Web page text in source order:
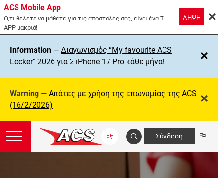
ACS Mobile App
Ό,τι θέλετε να μάθετε για τις αποστολές σας, είναι ένα T-
APP μακριά!
ΛΗΨΗ
Information —Διαγωνισμός “My favourite ACS
Locker” 2026 για 2 iPhone 17 Pro κάθε μήνα!
Warning —Απάτες με χρήση της επωνυμίας της ΑCS
(16/2/2026)
Σύνδεση